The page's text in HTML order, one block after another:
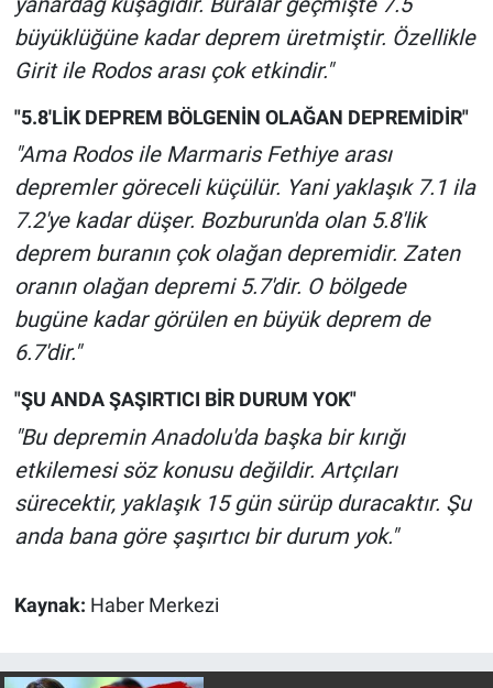
büyüklüğüne kadar deprem üretmiştir. Özellikle
Girit ile Rodos arası çok etkindir."
"5.8'LİK DEPREM BÖLGENİN OLAĞAN DEPREMİDİR"
"Ama Rodos ile Marmaris Fethiye arası
depremler göreceli küçülür. Yani yaklaşık 7.1 ila
7.2'ye kadar düşer. Bozburun'da olan 5.8'lik
deprem buranın çok olağan depremidir. Zaten
oranın olağan depremi 5.7'dir. O bölgede
bugüne kadar görülen en büyük deprem de
6.7'dir."
"ŞU ANDA ŞAŞIRTICI BİR DURUM YOK"
"Bu depremin Anadolu'da başka bir kırığı
etkilemesi söz konusu değildir. Artçıları
sürecektir, yaklaşık 15 gün sürüp duracaktır. Şu
anda bana göre şaşırtıcı bir durum yok."
Kaynak: Haber Merkezi